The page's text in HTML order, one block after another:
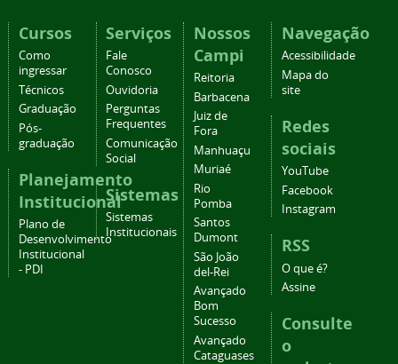
Cursos
Como
ingressar
Técnicos
Graduação
Pós-
graduação
Planejamento
Institucional
Plano de
Desenvolvimento
Institucional
- PDI
Serviços
Fale
Conosco
Ouvidoria
Perguntas
Frequentes
Comunicação
Social
Sistemas
Sistemas
Institucionais
Nossos
Campi
Reitoria
Barbacena
Juiz de
Fora
Manhuaçu
Muriaé
Rio
Pomba
Santos
Dumont
São João
del-Rei
Avançado
Bom
Sucesso
Avançado
Cataguases
Navegação
Acessibilidade
Mapa do
site
Redes
sociais
YouTube
Facebook
Instagram
RSS
O que é?
Assine
Consulte
o